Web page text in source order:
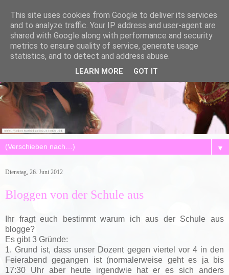
▼
Dienstag, 26. Juni 2012
Bloggen von der Schule aus
Ihr fragt euch bestimmt warum ich aus der Schule aus
blogge?
Es gibt 3 Gründe:
1. Grund ist, dass unser Dozent gegen viertel vor 4 in den
Feierabend gegangen ist (normalerweise geht es ja bis
17:30 Uhr aber heute irgendwie hat er es sich anders
This site uses cookies from Google to deliver its services
and to analyze traffic. Your IP address and user-agent are
shared with Google along with performance and security
metrics to ensure quality of service, generate usage
statistics, and to detect and address abuse.
LEARN MORE GOT IT